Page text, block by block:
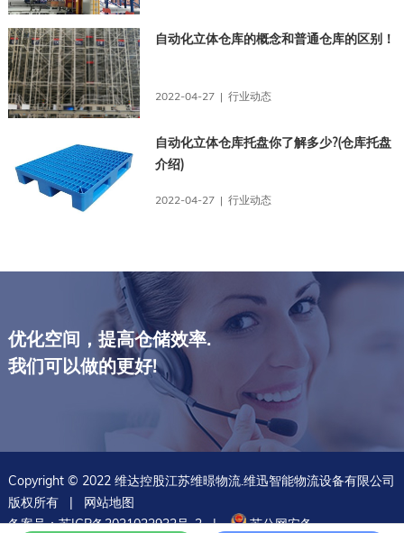
自动化立体仓库的概念和普通仓库的区别！
2022-04-27 | 行业动态
自动化立体仓库托盘你了解多少?(仓库托盘
介绍)
2022-04-27 | 行业动态
优化空间，提高仓储效率.
我们可以做的更好!
Copyright © 2022 维达控股江苏维暻物流.维迅智能物流设备有限公司
版权所有 | 网站地图
备案号：苏ICP备2021022932号-2| 苏公网安备